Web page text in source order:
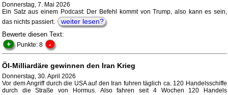
Donnerstag, 7. Mai 2026
Ein Satz aus einem Podcast: Der Befehl kommt von Trump, also kann es sein,
das nichts passiert.
weiter lesen?
Bewerte diesen Text:
+ Punkte: 8 -
Öl-Milliardäre gewinnen den Iran Krieg
Donnerstag, 30. April 2026
Vor dem Angriff durch die USA auf den Iran fuhren täglich ca. 120 Handelsschiffe
durch die Straße von Hormus. Also fahren seit 4 Wochen 120 Handels